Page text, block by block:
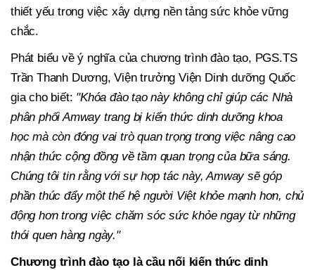
thiết yếu trong việc xây dựng nền tảng sức khỏe vững
chắc.
Phát biểu về ý nghĩa của chương trình đào tạo, PGS.TS
Trần Thanh Dương, Viện trưởng Viện Dinh dưỡng Quốc
gia cho biết: "Khóa đào tạo này không chỉ giúp các Nhà
phân phối Amway trang bị kiến thức dinh dưỡng khoa
học mà còn đóng vai trò quan trọng trong việc nâng cao
nhận thức cộng đồng về tầm quan trọng của bữa sáng.
Chúng tôi tin rằng với sự hợp tác này, Amway sẽ góp
phần thúc đẩy một thế hệ người Việt khỏe mạnh hơn, chủ
động hơn trong việc chăm sóc sức khỏe ngay từ những
thói quen hàng ngày."
Chương trình đào tạo là cầu nối kiến thức dinh